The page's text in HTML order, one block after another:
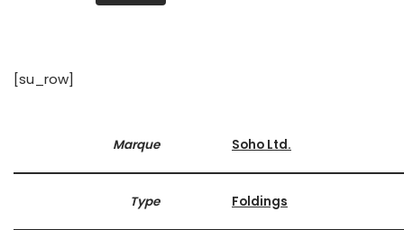
[su_row]
Marque Soho Ltd.
Type Foldings